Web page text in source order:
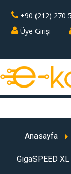
+90 (212) 270
Üye Girişi
Anasayfa
GigaSPEED